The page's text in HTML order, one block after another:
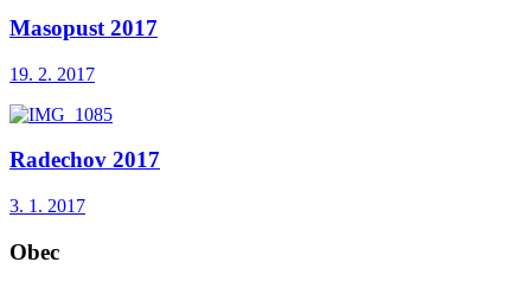
Masopust 2017
19. 2. 2017
Radechov 2017
3. 1. 2017
Obec